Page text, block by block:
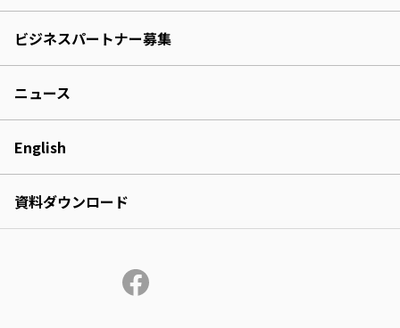
ビジネスパートナー募集
ニュース
English
資料ダウンロード